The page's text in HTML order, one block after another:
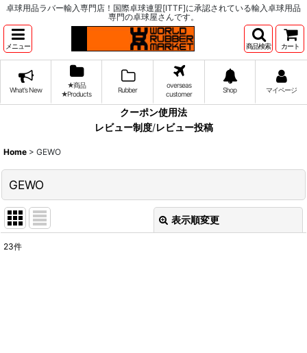
卓球用品ラバー輸入専門店！国際卓球連盟[ITTF]に承認されている輸入卓球用品
専門の卓球屋さんです。
メニュー 商品検索 カート
What's New
★商品
★Products
Rubber
overseas
customer
Shop マイページ
クーポン使用法
レビュー制度/レビュー投稿
Home > GEWO
GEWO
表示順変更
23件